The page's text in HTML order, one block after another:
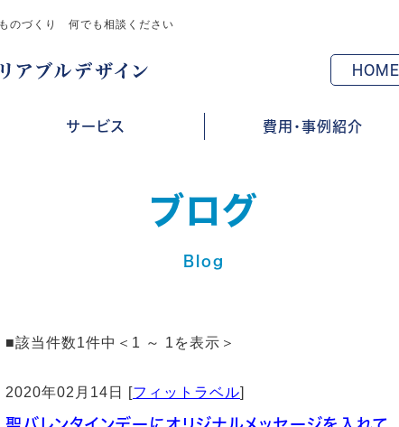
のづくり 何でも相談ください
HOME
サービス 費用・事例紹介
ブログ
Blog
■該当件数1件中＜1 ～ 1を表示＞
2020年02月14日 [フィットラベル]